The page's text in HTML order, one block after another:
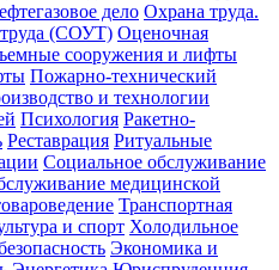
дело Охрана труда.
труда (СОУТ) Оценочная
сооружения и лифты
Пожарно-технический
и технологии
Психология Ракетно-
Реставрация Ритуальные
Социальное обслуживание
медицинской
Транспортная
и спорт Холодильное
Экономика и